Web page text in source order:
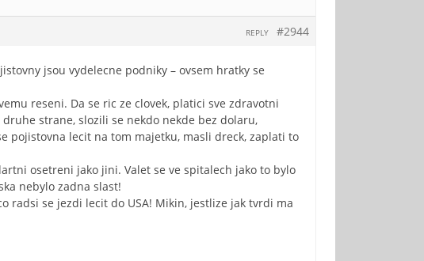
#2944
REPLY
jsou vydelecne podniky – ovsem hratky se
reseni. Da se ric ze clovek, platici sve zdravotni
strane, slozili se nekdo nekde bez dolaru,
pojistovna lecit na tom majetku, masli dreck, zaplati to
osetreni jako jini. Valet se ve spitalech jako to bylo
nebylo zadna slast!
radsi se jezdi lecit do USA! Mikin, jestlize jak tvrdi ma